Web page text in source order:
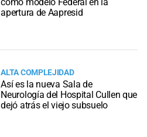
apertura de Aapresid
ALTA COMPLEJIDAD
Así es la nueva Sala de
Neurología del Hospital Cullen que
dejó atrás el viejo subsuelo